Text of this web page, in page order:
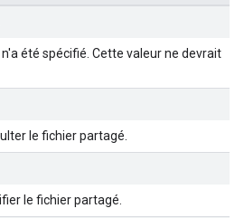
été spécifié. Cette valeur ne devrait
le fichier partagé.
le fichier partagé.